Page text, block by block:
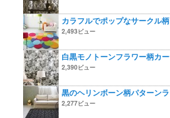
カラフルでポップなサークル
2,493ビュー
白黒モノトーンフラワー柄カ
2,390ビュー
黒のヘリンボーン柄パターン
2,277ビュー